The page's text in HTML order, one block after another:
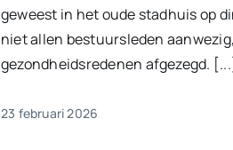
geweest in het oude stadhuis op
niet allen bestuursleden
gezondheidsredenen afgezegd.
23 februari 2026